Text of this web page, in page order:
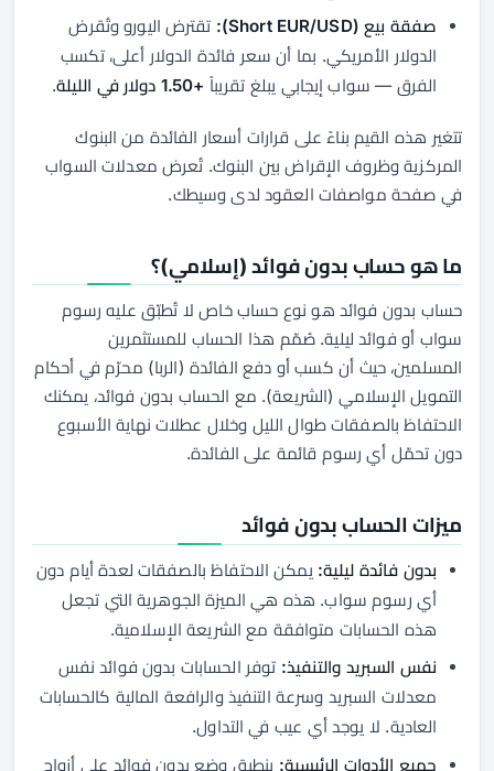
صفقة بيع (Short EUR/USD):
تقترض اليورو وتُقرض
الدولار الأمريكي. بما أن سعر فائدة الدولار أعلى، تكسب
الفرق — سواب إيجابي يبلغ تقريباً +1.50 دولار في الليلة .
تتغير هذه القيم بناءً على قرارات أسعار الفائدة من البنوك
المركزية وظروف الإقراض بين البنوك. تُعرض معدلات السواب
في صفحة مواصفات العقود لدى وسيطك.
ما هو حساب بدون فوائد (إسلامي)؟
حساب بدون فوائد هو نوع حساب خاص لا تُطبّق عليه رسوم
سواب أو فوائد ليلية. صُمّم هذا الحساب للمستثمرين
المسلمين، حيث أن كسب أو دفع الفائدة (الربا) محرّم في أحكام
التمويل الإسلامي (الشريعة). مع الحساب بدون فوائد، يمكنك
الاحتفاظ بالصفقات طوال الليل وخلال عطلات نهاية الأسبوع
دون تحمّل أي رسوم قائمة على الفائدة.
ميزات الحساب بدون فوائد
بدون فائدة ليلية: يمكن الاحتفاظ بالصفقات لعدة أيام دون
أي رسوم سواب. هذه هي الميزة الجوهرية التي تجعل
هذه الحسابات متوافقة مع الشريعة الإسلامية.
نفس السبريد والتنفيذ: توفر الحسابات بدون فوائد نفس
معدلات السبريد وسرعة التنفيذ والرافعة المالية كالحسابات
العادية. لا يوجد أي عيب في التداول.
جميع الأدوات الرئيسية: ينطبق وضع بدون فوائد على أزواج